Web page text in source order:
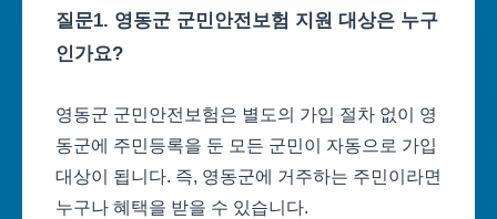
질문1. 영동군 군민안전보험 지원 대상은 누구
인가요?
영동군 군민안전보험은 별도의 가입 절차 없이 영
동군에 주민등록을 둔 모든 군민이 자동으로 가입
대상이 됩니다. 즉, 영동군에 거주하는 주민이라면
누구나 혜택을 받을 수 있습니다.